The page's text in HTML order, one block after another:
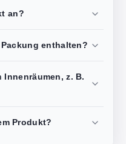
an?
enthalten?
z. B.
Produkt?